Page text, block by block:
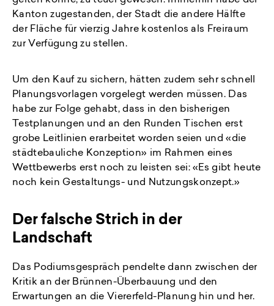
Kanton zugestanden, der Stadt die andere Hälfte
der Fläche für vierzig Jahre kostenlos als Freiraum
zur Verfügung zu stellen.
Um den Kauf zu sichern, hätten zudem sehr schnell
Planungsvorlagen vorgelegt werden müssen. Das
habe zur Folge gehabt, dass in den bisherigen
Testplanungen und an den Runden Tischen erst
grobe Leitlinien erarbeitet worden seien und «die
städtebauliche Konzeption» im Rahmen eines
Wettbewerbs erst noch zu leisten sei: «Es gibt heute
noch kein Gestaltungs- und Nutzungskonzept.»
Der falsche Strich in der
Landschaft
Das Podiumsgespräch pendelte dann zwischen der
Kritik an der Brünnen-Überbauung und den
Erwartungen an die Viererfeld-Planung hin und her.